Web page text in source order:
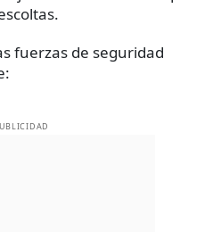
fuerzas de seguridad